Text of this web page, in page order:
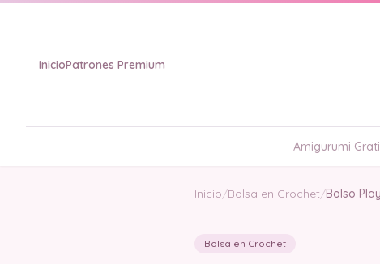
InicioPatrones Premium
Amigurumi
Inicio/Bolsa en Crochet/Bolso
Bolsa en Crochet